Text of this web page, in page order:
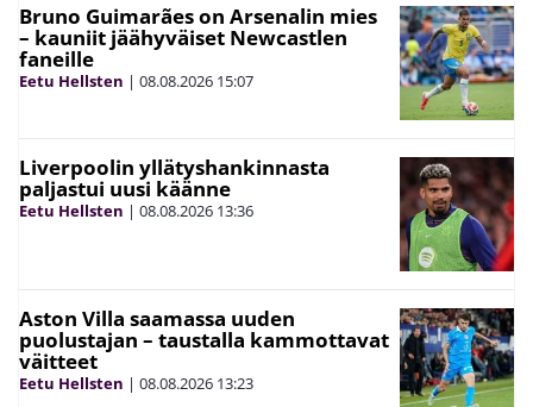
Bruno Guimarães on Arsenalin mies
– kauniit jäähyväiset Newcastlen
faneille
Eetu Hellsten | 08.08.2026 15:07
Liverpoolin yllätyshankinnasta
paljastui uusi käänne
Eetu Hellsten | 08.08.2026 13:36
Aston Villa saamassa uuden
puolustajan – taustalla kammottavat
väitteet
Eetu Hellsten | 08.08.2026 13:23